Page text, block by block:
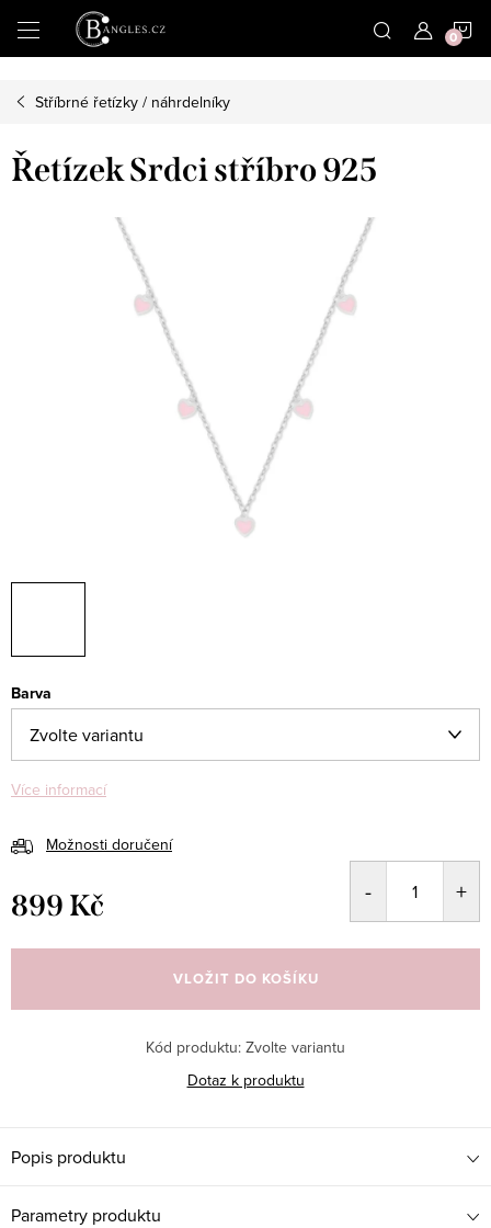
Přejít
na
Stříbrné řetízky / náhrdelníky
Řetízek Srdci stříbro 925
Barva
Více informací
Možnosti doručení
899 Kč
cena:
VLOŽIT DO KOŠÍKU
Kód produktu: Zvolte variantu
Dotaz k produktu
Popis produktu
Parametry produktu